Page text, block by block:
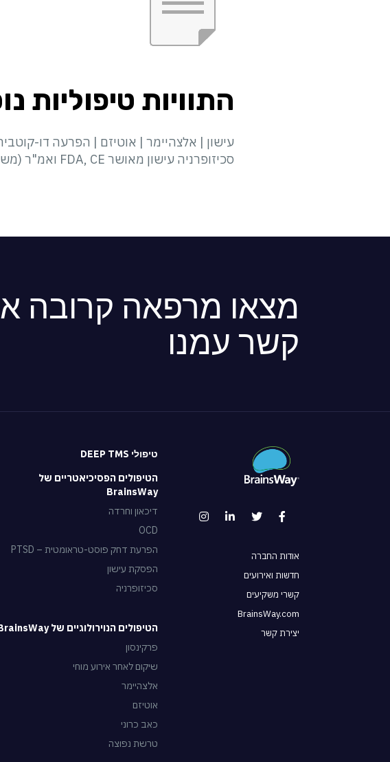
התוויות טיפוליות
עישון | אלצהיימר | אוטיזם | הפרעה דו-
סכיזופרניה עישון מאושר FDA, CE ואמ"ר (משרד הבריאות בישראל) במדינות מפותחות 85% ממקרי המוות מ...
מצאו מרפאה קרובה
קשר עמנו
אודות החברה
חדשות ואירועים
קשרי משקיעים
BrainsWay.com
יצירת קשר
טיפולי DEEP TMS
הטיפולים הפסיכיאטריים של
BrainsWay
דיכאון וחרדה
OCD
הפרעת דחק פוסט-טראומטית – PTSD
הפסקת עישון
סכיזופרניה
הטיפולים הנוירולוגיים של BrainsWay
פרקינסון
שיקום לאחר אירוע מוחי
אלצהיימר
אוטיזם
כאב כרוני
טרשת נפוצה